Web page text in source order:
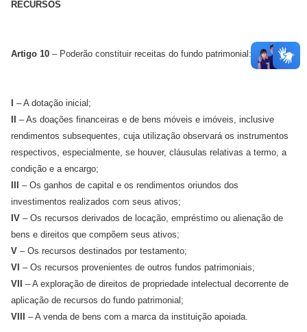
RECURSOS
Artigo 10 – Poderão constituir receitas do fundo patrimonial:
– A dotação inicial;
– As doações financeiras e de bens móveis e imóveis, inclusive
rendimentos subsequentes, cuja utilização observará os instrumentos
respectivos, especialmente, se houver, cláusulas relativas a termo, a
condição e a encargo;
– Os ganhos de capital e os rendimentos oriundos dos
investimentos realizados com seus ativos;
IV – Os recursos derivados de locação, empréstimo ou alienação de
bens e direitos que compõem seus ativos;
V – Os recursos destinados por testamento;
VI – Os recursos provenientes de outros fundos patrimoniais;
VII
– A exploração de direitos de propriedade intelectual decorrente de
aplicação de recursos do fundo patrimonial;
VIII
– A venda de bens com a marca da instituição apoiada.